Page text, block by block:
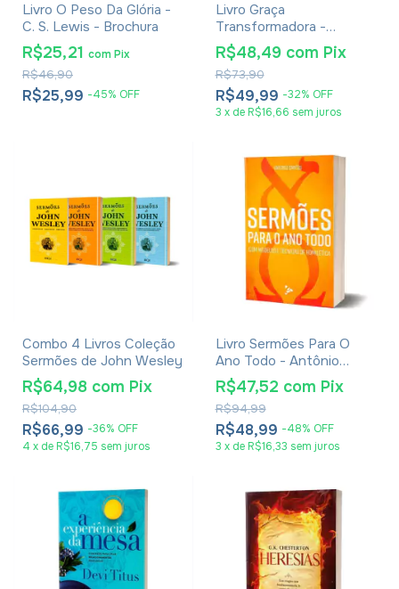
Livro O Peso Da Glória -
C. S. Lewis - Brochura
R$25,99 -45% OFF
R$46,90
R$25,21 comPix
Livro Graça
Transformadora -
Luciano Subirá
R$49,99 -32% OFF
R$73,90
R$48,49 com Pix
3 x de R$16,66 sem juros
Combo 4 Livros Coleção
Sermões de John Wesley
R$66,99 -36% OFF
R$104,90
R$64,98 com Pix
4 x de R$16,75 sem juros
Livro Sermões Para O
Ano Todo - Antônio
Santos
R$48,99 -48% OFF
R$94,99
R$47,52 com Pix
3 x de R$16,33 sem juros